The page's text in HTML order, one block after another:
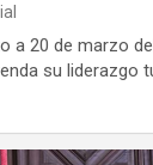
a 20 de marzo
su liderazgo